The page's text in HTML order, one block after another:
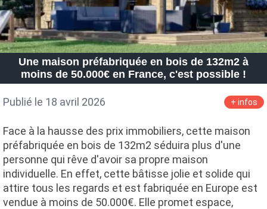
Une maison préfabriquée en bois de 132m2 à
moins de 50.000€ en France, c'est possible !
Publié le 18 avril 2026 + infos
Face à la hausse des prix immobiliers, cette maison
préfabriquée en bois de 132m2 séduira plus d'une
personne qui rêve d'avoir sa propre maison
individuelle. En effet, cette bâtisse jolie et solide qui
attire tous les regards et est fabriquée en Europe est
vendue à moins de 50.000€. Elle promet espace,